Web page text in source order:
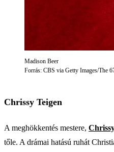
Madison Beer
Forrás: CBS via Getty Images/The
Chrissy Teigen
A meghökkentés mestere,
tőle. A drámai hatású ruhát